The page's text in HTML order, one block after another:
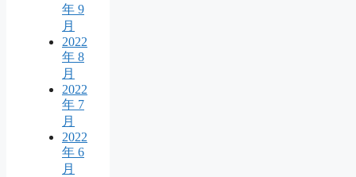
年 9
月
2022
年 8
月
2022
年 7
月
2022
年 6
月